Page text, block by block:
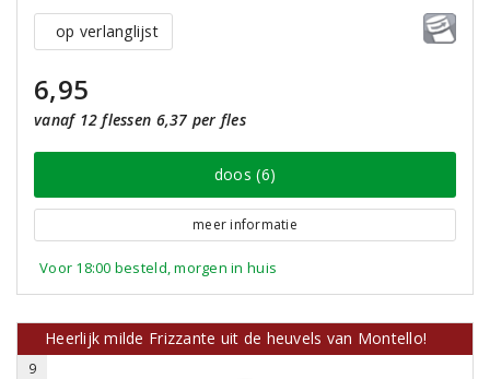
op verlanglijst
6,95
vanaf 12 flessen 6,37 per fles
doos (6)
meer informatie
Voor 18:00 besteld, morgen in huis
Heerlijk milde Frizzante uit de heuvels van Montello!
9